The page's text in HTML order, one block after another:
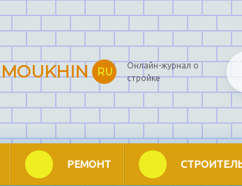
MOUKHIN RU
Онлайн-журнал о
стройке
РЕМОНТ